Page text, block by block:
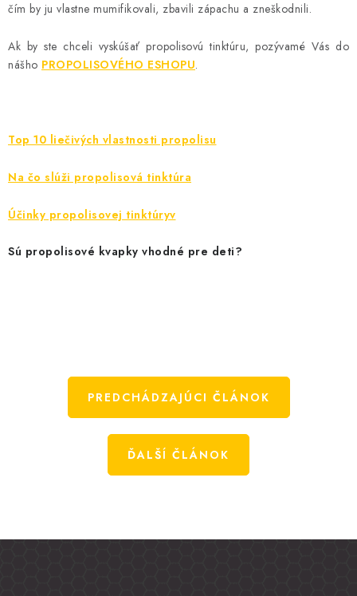
čím by ju vlastne mumifikovali, zbavili zápachu a zneškodnili.
Ak by ste chceli vyskúšať propolisovú tinktúru, pozývamé Vás do
nášho PROPOLISOVÉHO ESHOPU.
Top 10 liečivých vlastnosti propolisu
Na čo slúži propolisová tinktúra
Účinky propolisovej tinktúryv
Sú propolisové kvapky vhodné pre deti?
PREDCHÁDZAJÚCI ČLÁNOK
ĎALŠÍ ČLÁNOK